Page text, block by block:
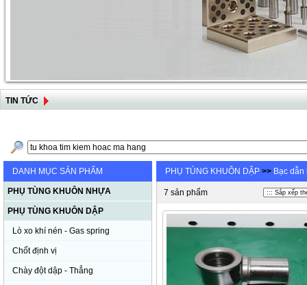
TIN TỨC
DANH MỤC SẢN PHẨM
PHỤ TÙNG KHUÔN NHỰA
PHỤ TÙNG KHUÔN DẬP
Lò xo khí nén - Gas spring
Chốt định vị
Chày đột dập - Thẳng
PHỤ TÙNG KHUÔN DẬP >> Bạc
7 sản phẩm